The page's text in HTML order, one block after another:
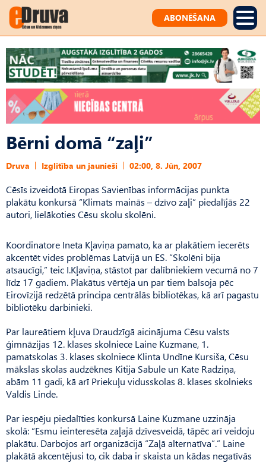
ABONĒŠANA
Bērni domā “zaļi”
Druva Izglītība un jaunieši 02:00, 8. Jūn, 2007
Cēsīs izveidotā Eiropas Savienības informācijas punkta
plakātu konkursā “Klimats mainās – dzīvo zaļi” piedalījās 22
autori, lielākoties Cēsu skolu skolēni.
Koordinatore Ineta Kļaviņa pamato, ka ar plakātiem iecerēts
akcentēt vides problēmas Latvijā un ES. “Skolēni bija
atsaucīgi,” teic I.Kļaviņa, stāstot par dalībniekiem vecumā no 7
līdz 17 gadiem. Plakātus vērtēja un par tiem balsoja pēc
Eirovīzijā redzētā principa centrālās bibliotēkas, kā arī pagastu
bibliotēku darbinieki.
Par laureātiem kļuva Draudzīgā aicinājuma Cēsu valsts
ģimnāzijas 12. klases skolniece Laine Kuzmane, 1.
pamatskolas 3. klases skolniece Klinta Undīne Kursiša, Cēsu
mākslas skolas audzēknes Kitija Sabule un Kate Radziņa,
abām 11 gadi, kā arī Priekuļu vidusskolas 8. klases skolnieks
Valdis Linde.
Par iespēju piedalīties konkursā Laine Kuzmane uzzināja
skolā: “Esmu ieinteresēta zaļajā dzīvesveidā, tāpēc arī veidoju
plakātu. Darbojos arī organizācijā “Zaļā alternatīva”.” Laine
plakātā akcentējusi to, cik daba ir skaista un kādas negatīvās